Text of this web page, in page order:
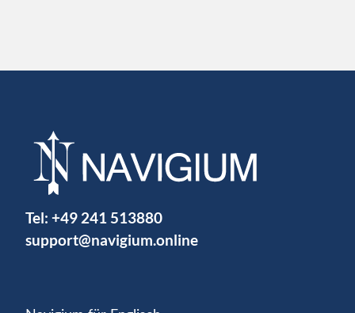
Tel: +49 241 513880
support@navigium.online